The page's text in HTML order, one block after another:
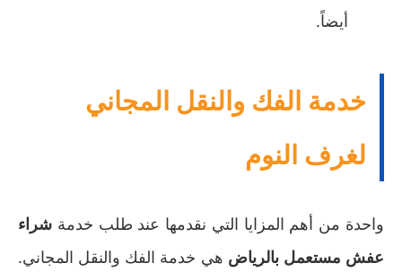
أيضاً.
خدمة الفك والنقل المجاني
لغرف النوم
واحدة من أهم المزايا التي نقدمها عند طلب خدمة شراء
عفش مستعمل بالرياض هي خدمة الفك والنقل المجاني.